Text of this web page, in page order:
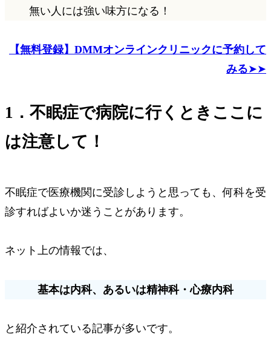
無い人には強い味方になる！
【無料登録】DMMオンラインクリニックに予約して
みる➤➤
1．不眠症で病院に行くときここに
は注意して！
不眠症で医療機関に受診しようと思っても、何科を受
診すればよいか迷うことがあります。
ネット上の情報では、
基本は内科、あるいは精神科・心療内科
と紹介されている記事が多いです。